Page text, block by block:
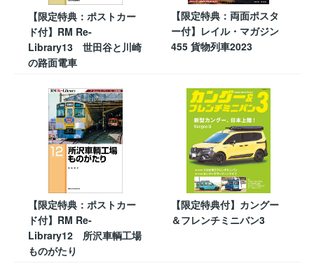
【限定特典：ポストカー
ド付】RM Re-
Library13 世田谷と川崎
の路面電車
【限定特典：両面ポスタ
ー付】レイル・マガジン
455 貨物列車2023
【限定特典：ポストカー
ド付】RM Re-
Library12 所沢車輌工場
ものがたり
【限定特典付】カングー
＆フレンチミニバン3